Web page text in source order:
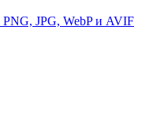
JPG, WebP и AVIF